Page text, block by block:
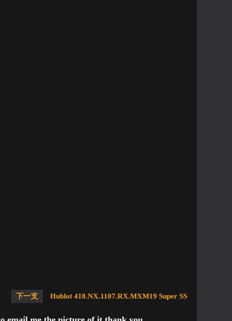
下一支 Hublot 418.NX.1107.RX.MXM19 Super SS